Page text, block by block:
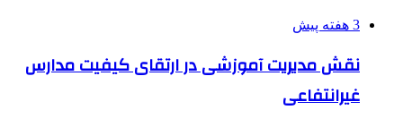
3 هفته پیش
نقش مدیریت آموزشی در ارتقای کیفیت مدارس
غیرانتفاعی